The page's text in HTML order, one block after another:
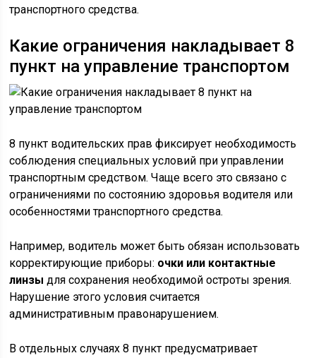
транспортного средства.
Какие ограничения накладывает 8
пункт на управление транспортом
8 пункт водительских прав фиксирует необходимость
соблюдения специальных условий при управлении
транспортным средством. Чаще всего это связано с
ограничениями по состоянию здоровья водителя или
особенностями транспортного средства.
Например, водитель может быть обязан использовать
корректирующие приборы: очки или контактные
линзы для сохранения необходимой остроты зрения.
Нарушение этого условия считается
административным правонарушением.
В отдельных случаях 8 пункт предусматривает